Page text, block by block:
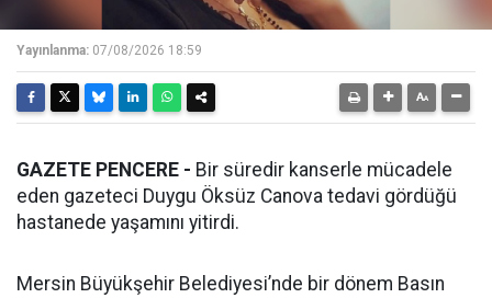
Yayınlanma: 07/08/2026 18:59
GAZETE PENCERE - Bir süredir kanserle mücadele
eden gazeteci Duygu Öksüz Canova tedavi gördüğü
hastanede yaşamını yitirdi.
Mersin Büyükşehir Belediyesi’nde bir dönem Basın